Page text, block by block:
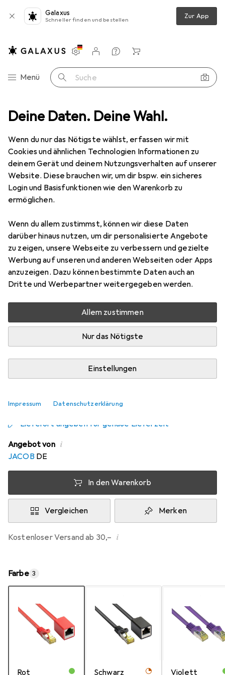
Deine Daten. Deine Wahl.
Wenn du nur das Nötigste wählst, erfassen wir mit
Cookies und ähnlichen Technologien Informationen zu
deinem Gerät und deinem Nutzungsverhalten auf unserer
Website. Diese brauchen wir, um dir bspw. ein sicheres
Login und Basisfunktionen wie den Warenkorb zu
ermöglichen.
Wenn du allem zustimmst, können wir diese Daten
darüber hinaus nutzen, um dir personalisierte Angebote
zu zeigen, unsere Webseite zu verbessern und gezielte
Werbung auf unseren und anderen Webseiten oder Apps
anzuzeigen. Dazu können bestimmte Daten auch an
Dritte und Werbepartner weitergegeben werden.
Allem zustimmen
Nur das Nötigste
Einstellungen
Impressum Datenschutzerklärung
Galaxus
Schneller finden und bestellen Zur App
Navigation nach Kategorien
Menü Suche
Einstellungen
Kundenkonto
Vergleichslisten
Merklisten
Warenkorb
Rohkabel und Rastnasenschutz (RNS®), S/FTP, PiMF, halogenfrei
4 Bilder
Good ConnectionsRJ45
Patchkabelverlängerung mitCat.7
Rohkabel und Rastnasenschutz (RNS®),
S/FTP, PiMF, halogenfrei
PiMF, S/FTP, CAT7, 5 m
Preis in EUR inkl. MwSt.
EUR
29,81
25,24
16
Marke
Mehr von Good
Connections
Mehr als 10 Stück an Lager beim Drittanbieter
Lieferort angeben für genaue Lieferzeit
Angebot von i
JACOB DE
In den Warenkorb
Vergleichen Merken
Kostenloser Versand ab 30,– i
Farbe 3
Rot Schwarz Violett